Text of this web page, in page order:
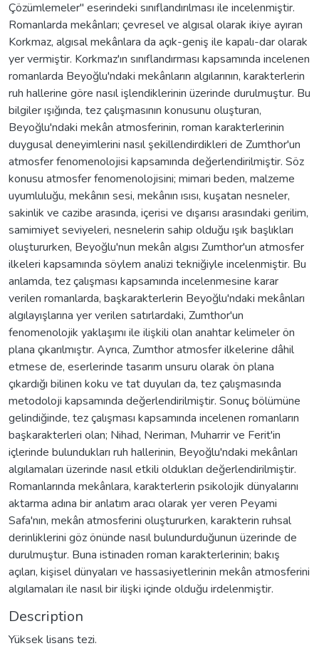
Çözümlemeler" eserindeki sınıflandırılması ile incelenmiştir.
Romanlarda mekânları; çevresel ve algısal olarak ikiye ayıran
Korkmaz, algısal mekânlara da açık-geniş ile kapalı-dar olarak
yer vermiştir. Korkmaz'ın sınıflandırması kapsamında incelenen
romanlarda Beyoğlu'ndaki mekânların algılarının, karakterlerin
ruh hallerine göre nasıl işlendiklerinin üzerinde durulmuştur. Bu
bilgiler ışığında, tez çalışmasının konusunu oluşturan,
Beyoğlu'ndaki mekân atmosferinin, roman karakterlerinin
duygusal deneyimlerini nasıl şekillendirdikleri de Zumthor'un
atmosfer fenomenolojisi kapsamında değerlendirilmiştir. Söz
konusu atmosfer fenomenolojisini; mimari beden, malzeme
uyumluluğu, mekânın sesi, mekânın ısısı, kuşatan nesneler,
sakinlik ve cazibe arasında, içerisi ve dışarısı arasındaki gerilim,
samimiyet seviyeleri, nesnelerin sahip olduğu ışık başlıkları
oluştururken, Beyoğlu'nun mekân algısı Zumthor'un atmosfer
ilkeleri kapsamında söylem analizi tekniğiyle incelenmiştir. Bu
anlamda, tez çalışması kapsamında incelenmesine karar
verilen romanlarda, başkarakterlerin Beyoğlu'ndaki mekânları
algılayışlarına yer verilen satırlardaki, Zumthor'un
fenomenolojik yaklaşımı ile ilişkili olan anahtar kelimeler ön
plana çıkarılmıştır. Ayrıca, Zumthor atmosfer ilkelerine dâhil
etmese de, eserlerinde tasarım unsuru olarak ön plana
çıkardığı bilinen koku ve tat duyuları da, tez çalışmasında
metodoloji kapsamında değerlendirilmiştir. Sonuç bölümüne
gelindiğinde, tez çalışması kapsamında incelenen romanların
başkarakterleri olan; Nihad, Neriman, Muharrir ve Ferit'in
içlerinde bulundukları ruh hallerinin, Beyoğlu'ndaki mekânları
algılamaları üzerinde nasıl etkili oldukları değerlendirilmiştir.
Romanlarında mekânlara, karakterlerin psikolojik dünyalarını
aktarma adına bir anlatım aracı olarak yer veren Peyami
Safa'nın, mekân atmosferini oluştururken, karakterin ruhsal
derinliklerini göz önünde nasıl bulundurduğunun üzerinde de
durulmuştur. Buna istinaden roman karakterlerinin; bakış
açıları, kişisel dünyaları ve hassasiyetlerinin mekân atmosferini
algılamaları ile nasıl bir ilişki içinde olduğu irdelenmiştir.
Description
Yüksek lisans tezi.